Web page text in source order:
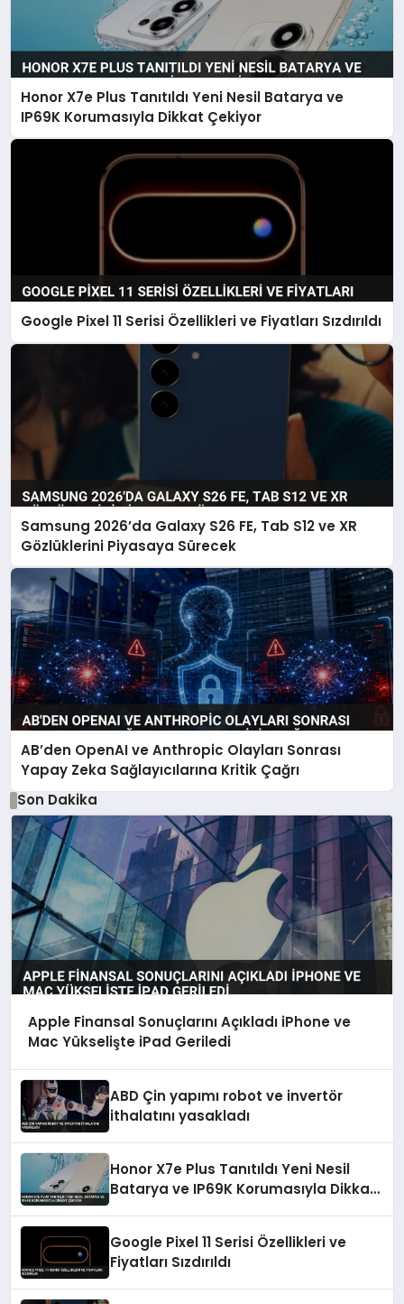
Honor X7e Plus Tanıtıldı Yeni Nesil Batarya ve
IP69K Korumasıyla Dikkat Çekiyor
Google Pixel 11 Serisi Özellikleri ve Fiyatları Sızdırıldı
Samsung 2026’da Galaxy S26 FE, Tab S12 ve XR
Gözlüklerini Piyasaya Sürecek
AB’den OpenAI ve Anthropic Olayları Sonrası
Yapay Zeka Sağlayıcılarına Kritik Çağrı
Son Dakika
Apple Finansal Sonuçlarını Açıkladı iPhone ve
Mac Yükselişte iPad Geriledi
ABD Çin yapımı robot ve invertör
ithalatını yasakladı
Honor X7e Plus Tanıtıldı Yeni Nesil
Batarya ve IP69K Korumasıyla Dikkat
Google Pixel 11 Serisi Özellikleri ve
Fiyatları Sızdırıldı